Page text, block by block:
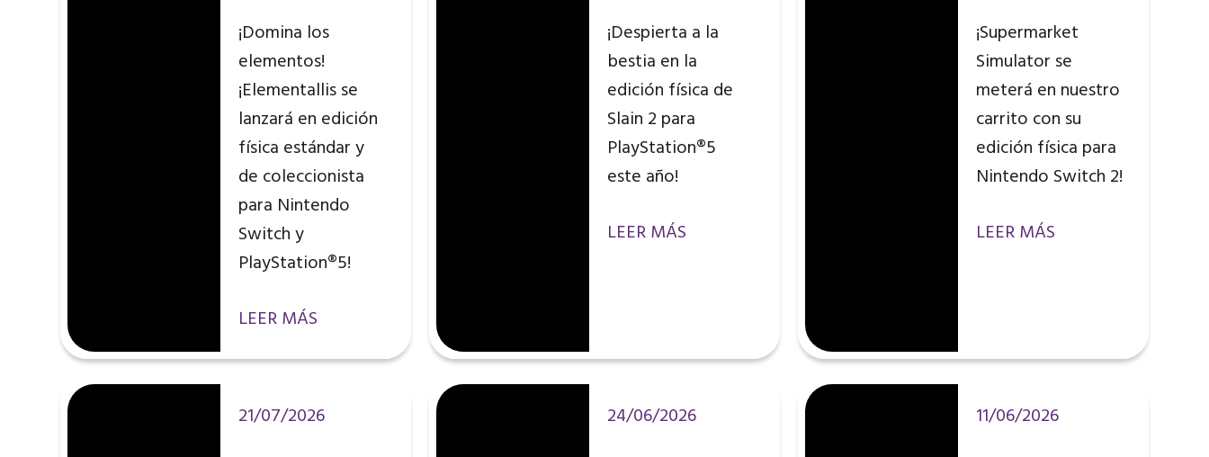
¡Domina los
elementos!
¡Elementallis se
lanzará en edición
física estándar y
de coleccionista
para Nintendo
Switch y
PlayStation®5!
LEER MÁS
¡Despierta a la
bestia en la
edición física de
Slain 2 para
PlayStation®5
este año!
LEER MÁS
¡Supermarket
Simulator se
meterá en nuestro
carrito con su
edición física para
Nintendo Switch 2!
LEER MÁS
21/07/2026
24/06/2026
11/06/2026